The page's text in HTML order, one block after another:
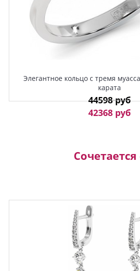
Элегантное кольцо с тремя
карата
44598 руб
42368 руб
Сочетается